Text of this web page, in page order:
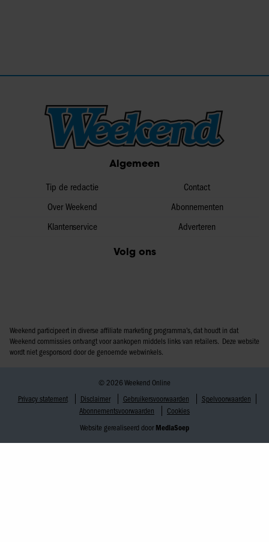
Algemeen
Tip de redactie
Over Weekend
Klantenservice
Contact
Abonnementen
Adverteren
Volg ons
Weekend participeert in diverse affiliate marketing programma’s, dat houdt in dat
Weekend commissies ontvangt voor aankopen middels links van retailers. Deze website
wordt niet gesponsord door de genoemde webwinkels.
© 2026 Weekend Online
Privacy statement
Disclaimer Gebruikersvoorwaarden
Spelvoorwaarden
Abonnementsvoorwaarden
Cookies
Website gerealiseerd door MediaSoep